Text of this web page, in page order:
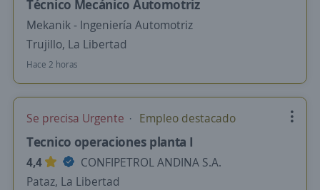
Técnico Mecánico Automotriz
Mekanik - Ingeniería Automotriz
Trujillo, La Libertad
Hace 2 horas
Se precisa Urgente Empleo destacado
Tecnico operaciones planta I
4,4
CONFIPETROL ANDINA S.A.
Pataz, La Libertad